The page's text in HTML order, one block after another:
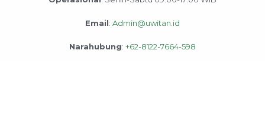
Email: Admin@uwitan.id
Narahubung: +62-8122-7664-598